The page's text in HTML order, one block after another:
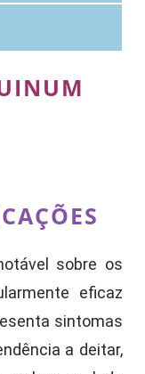
sobre os
eficaz
sintomas
a deitar,